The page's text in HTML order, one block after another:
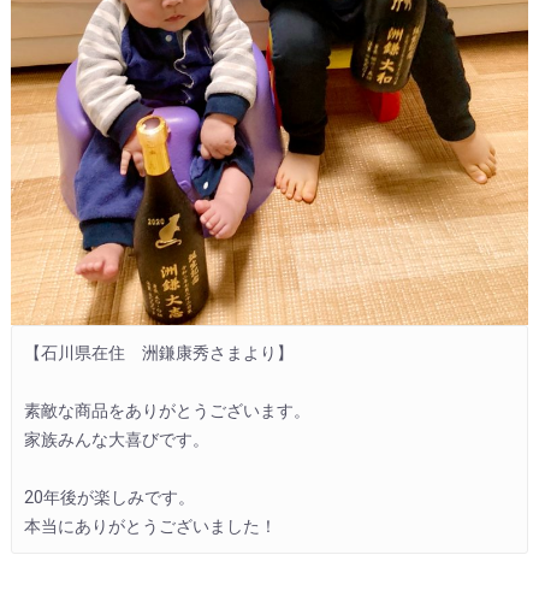
【石川県在住　洲鎌康秀さまより】
素敵な商品をありがとうございます。
家族みんな大喜びです。
20年後が楽しみです。
本当にありがとうございました！